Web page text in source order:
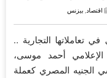
اقتصاد بيزنس
تعاملاتها التجارية ..
الإعلامي أحمد موسى،
الجنيه المصري كعملة